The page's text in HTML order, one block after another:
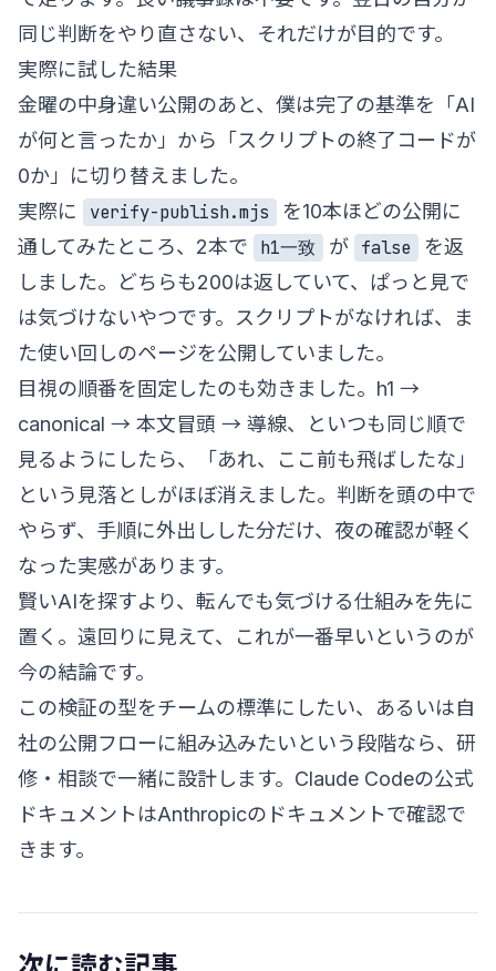
同じ判断をやり直さない、それだけが目的です。
実際に試した結果
金曜の中身違い公開のあと、僕は完了の基準を「AI
が何と言ったか」から「スクリプトの終了コードが
0か」に切り替えました。
実際に
verify-publish.mjs
を10本ほどの公開に
通してみたところ、2本で
h1一致 が false
を返
しました。どちらも200は返していて、ぱっと見で
は気づけないやつです。スクリプトがなければ、ま
た使い回しのページを公開していました。
目視の順番を固定したのも効きました。h1 →
canonical → 本文冒頭 → 導線、といつも同じ順で
見るようにしたら、「あれ、ここ前も飛ばしたな」
という見落としがほぼ消えました。判断を頭の中で
やらず、手順に外出しした分だけ、夜の確認が軽く
なった実感があります。
賢いAIを探すより、転んでも気づける仕組みを先に
置く。遠回りに見えて、これが一番早いというのが
今の結論です。
この検証の型をチームの標準にしたい、あるいは自
社の公開フローに組み込みたいという段階なら、 研
修・相談で一緒に設計します。Claude Codeの公式
ドキュメントはAnthropicのドキュメントで確認で
きます。